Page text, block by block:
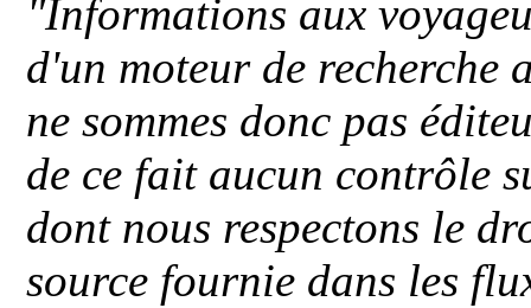
"Informations aux
d'un moteur de recherche
ne sommes donc pas
de ce fait aucun contrôle
dont nous respectons le
source fournie dans les